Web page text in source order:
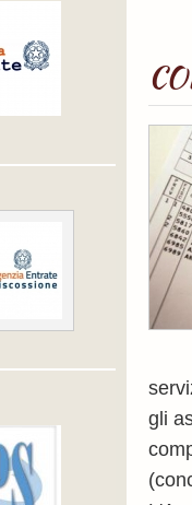
gli